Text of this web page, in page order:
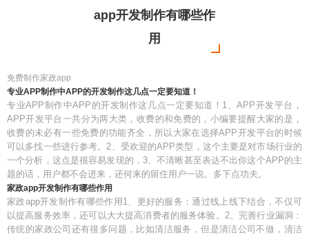
app开发制作有哪些作
用
免费制作家政app
专业APP制作中APP的开发制作这几点一定要知道！
专业APP制作中APP的开发制作这几点一定要知道！1、APP开发平台，
APP开发平台一共分为两大类，收费的和免费的，小编要提醒大家的是，
收费的未必有一些免费的功能齐全，所以大家在选择APP开发平台的时候
可以多找一些进行参考。2、受欢迎的APP类型，这个主要是对市场行业的
一个分析，这点是很容易发现的，3、不清晰甚至表达不出你这个APP的主
题的话，用户都不会进来，还何来的留住用户一说。多下点功夫。
家政app开发制作有哪些作用
家政app开发制作有哪些作用1、更好的服务：通过线上线下结合，不仅可
以提高服务效率，还可以大大提高消费者的服务体验。2、完善行业漏洞：
传统的家政公司还有很多问题，比如清洁服务，但是清洁公司不做，清洁